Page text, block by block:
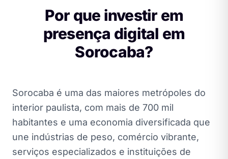
Por que investir em
presença digital em
Sorocaba?
Sorocaba é uma das maiores metrópoles do
interior paulista, com mais de 700 mil
habitantes e uma economia diversificada que
une indústrias de peso, comércio vibrante,
serviços especializados e instituições de